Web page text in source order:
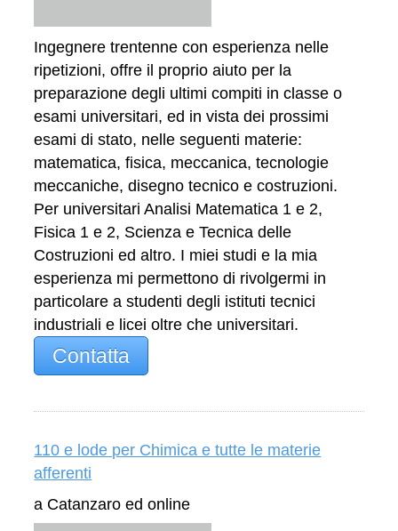
Ingegnere trentenne con esperienza nelle
ripetizioni, offre il proprio aiuto per la
preparazione degli ultimi compiti in classe o
esami universitari, ed in vista dei prossimi
esami di stato, nelle seguenti materie:
matematica, fisica, meccanica, tecnologie
meccaniche, disegno tecnico e costruzioni.
Per universitari Analisi Matematica 1 e 2,
Fisica 1 e 2, Scienza e Tecnica delle
Costruzioni ed altro. I miei studi e la mia
esperienza mi permettono di rivolgermi in
particolare a studenti degli istituti tecnici
industriali e licei oltre che universitari.
Contatta
110 e lode per Chimica e tutte le materie
afferenti
a Catanzaro ed online